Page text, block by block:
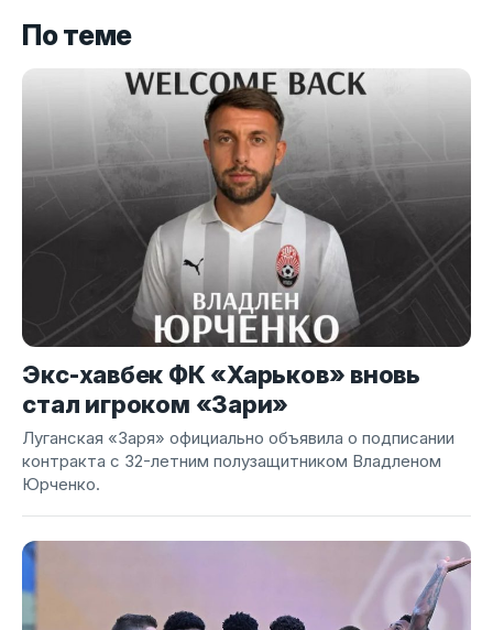
По теме
Экс-хавбек ФК «Харьков» вновь
стал игроком «Зари»
Луганская «Заря» официально объявила о подписании
контракта с 32-летним полузащитником Владленом
Юрченко.